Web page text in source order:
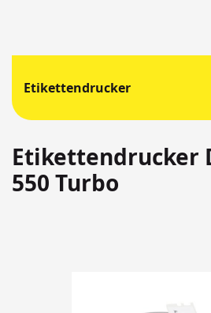
Etikettendrucker
Etikettendrucker
550 Turbo